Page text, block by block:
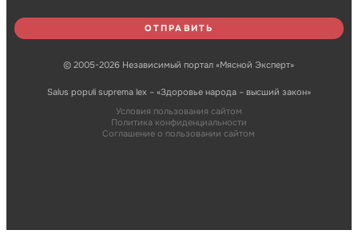
© 2005-2026 Независимый портал «Мясной Эксперт»
Salus populi suprema lex – «Здоровье народа – высший закон»
Условия пользования сайтом
Политика конфиденциальности
Соглашение о пользовании сайтом